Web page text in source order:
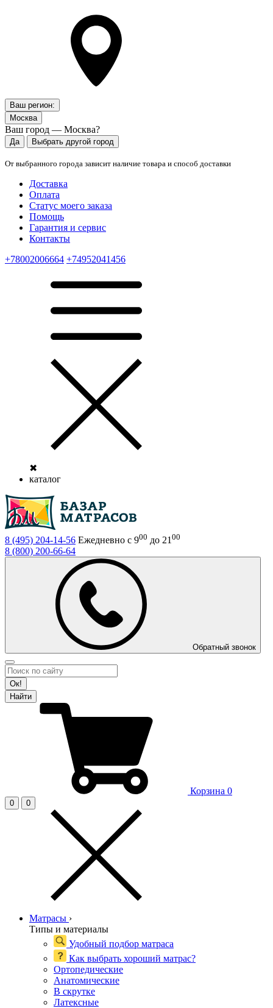
Ваш регион:
Москва
Ваш город — Москва?
Да Выбрать другой город
От выбранного города зависит наличие товара и способ доставки
Доставка
Оплата
Статус моего заказа
Помощь
Гарантия и сервис
Контакты
+78002006664 +74952041456
✖
каталог
8 (495) 204-14-56 Ежедневно с 900 до 21 00
8 (800) 200-66-64
Обратный звонок
Ок!
Найти
Корзина 0
0 0
Матрасы ›
Типы и материалы
Удобный подбор матраса
Как выбрать хороший матрас?
Ортопедические
Анатомические
В скрутке
Латексные